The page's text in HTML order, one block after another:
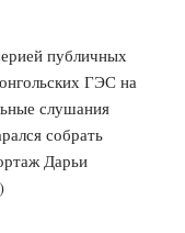
публичных
ГЭС на
слушания
собрать
Дарьи